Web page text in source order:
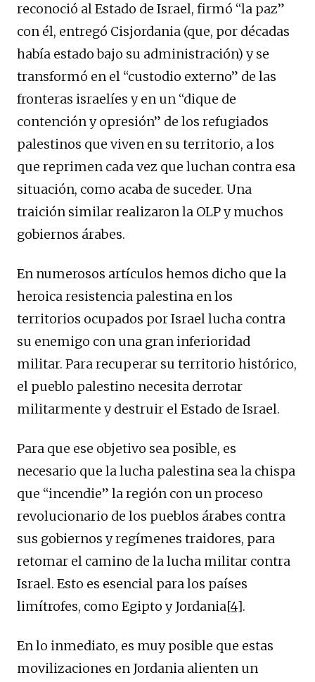
reconoció al Estado de Israel, firmó “la paz”
con él, entregó Cisjordania (que, por décadas
había estado bajo su administración) y se
transformó en el “custodio externo” de las
fronteras israelíes y en un “dique de
contención y opresión” de los refugiados
palestinos que viven en su territorio, a los
que reprimen cada vez que luchan contra esa
situación, como acaba de suceder. Una
traición similar realizaron la OLP y muchos
gobiernos árabes.
En numerosos artículos hemos dicho que la
heroica resistencia palestina en los
territorios ocupados por Israel lucha contra
su enemigo con una gran inferioridad
militar. Para recuperar su territorio histórico,
el pueblo palestino necesita derrotar
militarmente y destruir el Estado de Israel.
Para que ese objetivo sea posible, es
necesario que la lucha palestina sea la chispa
que “incendie” la región con un proceso
revolucionario de los pueblos árabes contra
sus gobiernos y regímenes traidores, para
retomar el camino de la lucha militar contra
Israel. Esto es esencial para los países
limítrofes, como Egipto y Jordania[4].
En lo inmediato, es muy posible que estas
movilizaciones en Jordania alienten un